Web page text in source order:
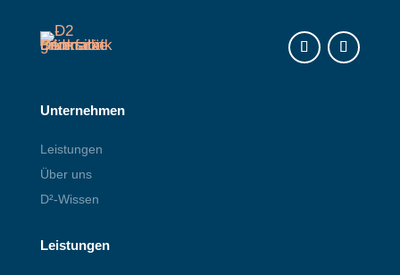
Unternehmen
Leistungen
Über uns
D²-Wissen
Leistungen